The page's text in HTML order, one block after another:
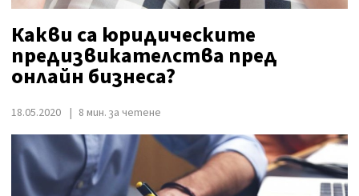
Какви са юридическите
предизвикателства пред
онлайн бизнеса?
18.05.2020 8 мин. за четене